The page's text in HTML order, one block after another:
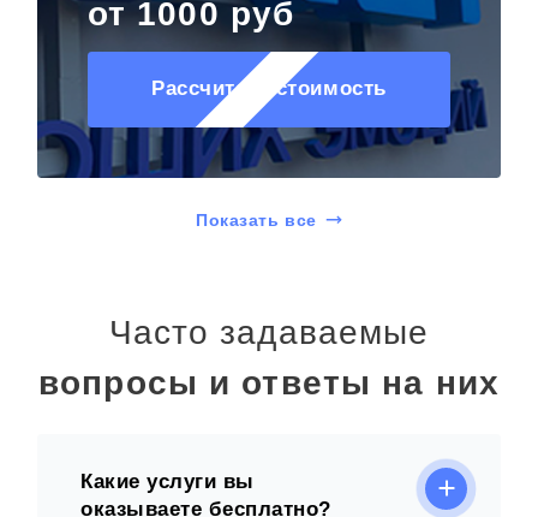
от 1000 руб
Рассчитать стоимость
Показать все
Часто задаваемые
вопросы и ответы на них
Какие услуги вы
оказываете бесплатно?